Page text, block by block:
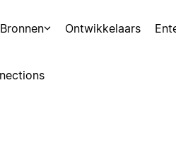
Bronnen Ontwikkelaars